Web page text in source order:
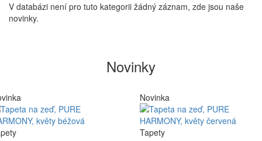
V databázi není pro tuto kategorii žádný záznam, zde jsou naše
novinky.
Novinky
Novinka
Tapety